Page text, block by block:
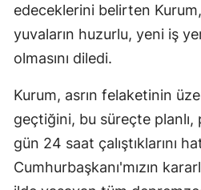
edeceklerini belirten
yuvaların huzurlu, yeni iş
olmasını diledi.
Kurum, asrın felaketinin
geçtiğini, bu süreçte planlı,
gün 24 saat çalıştıklarını
Cumhurbaşkanı'mızın